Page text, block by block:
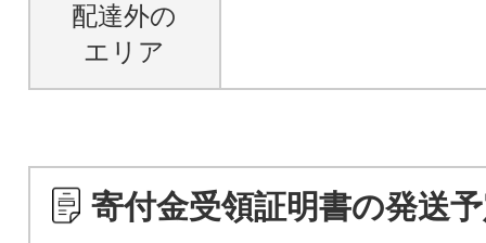
配達外の
エリア
寄付金受領証明書の発送